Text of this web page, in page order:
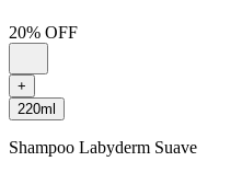
20% OFF
+
220ml
Shampoo Labyderm Suave